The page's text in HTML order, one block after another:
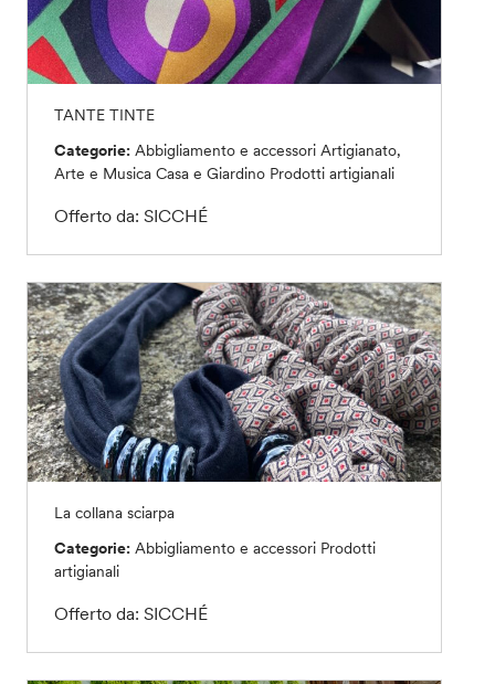
TANTE TINTE
Categorie: Abbigliamento e accessoriArtigianato,
Arte e MusicaCasa e Giardino Prodotti artigianali
Offerto da: SICCHÉ
La collana sciarpa
Categorie: Abbigliamento e accessori Prodotti
artigianali
Offerto da: SICCHÉ